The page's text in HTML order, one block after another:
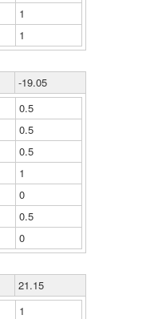
1
1
-19.05
0.5
0.5
0.5
1
0
0.5
0
21.15
1